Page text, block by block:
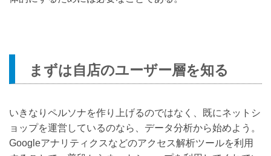
まずは自店のユーザー層を知る
いきなりペルソナを作り上げるのではなく、既にネットシ
ョップを運営しているのなら、データ分析から始めよう。
Googleアナリティクスなどのアクセス解析ツールを利用